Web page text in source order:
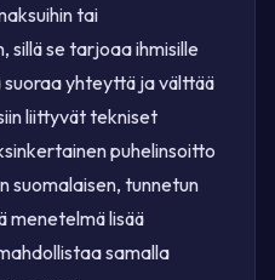
tai
sillä se tarjoaa ihmisille
yhteyttä ja välttää
liittyvät tekniset
puhelinsoitto
suomalaisen, tunnetun
menetelmä lisää
samalla